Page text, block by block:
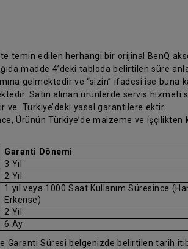
temin edilen herhangi bir orijinal BenQ
madde 4’deki tabloda belirtilen süre
gelmektedir ve “sizin” ifadesi ise buna
Satın alınan ürünlerde servis hizmeti
ve Türkiye’deki yasal garantilere ektir.
Ürünün Türkiye’de malzeme ve
Garanti Dönemi
3 Yıl
2 Yıl
1 yıl veya 1000 Saat Kullanım Süresince
Erkense)
2 Yıl
6 Ay
Garanti Süresi belgenizde belirtilen tarih